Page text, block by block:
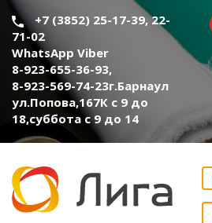
+7 (3852) 25-17-39, 22-
71-02
WhatsApp Viber
8-923-655-36-93,
8-923-569-74-23г.Барнаул
ул.Попова,167К с 9 до
18,суббота с 9 до 14